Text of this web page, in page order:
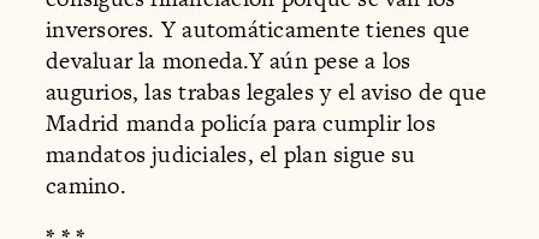
inversores. Y automáticamente tienes que
devaluar la moneda.Y aún pese a los
augurios, las trabas legales y el aviso de que
Madrid manda policía para cumplir los
mandatos judiciales, el plan sigue su
camino.